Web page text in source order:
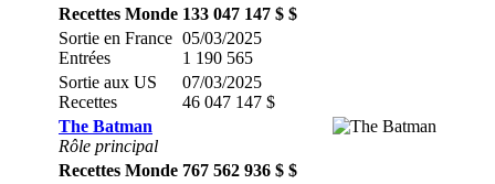
Recettes Monde 133 047 147 $ $
Sortie en France
Entrées
05/03/2025
1 190 565
Sortie aux US
Recettes
07/03/2025
46 047 147 $
The Batman
Rôle principal
Recettes Monde 767 562 936 $ $